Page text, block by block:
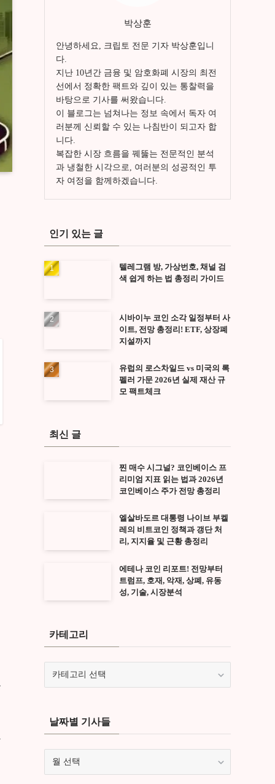
박상훈
안녕하세요, 크립토 전문 기자 박상훈입니
다.
지난 10년간 금융 및 암호화폐 시장의 최전
선에서 정확한 팩트와 깊이 있는 통찰력을
바탕으로 기사를 써왔습니다.
이 블로그는 넘쳐나는 정보 속에서 독자 여
러분께 신뢰할 수 있는 나침반이 되고자 합
니다.
복잡한 시장 흐름을 꿰뚫는 전문적인 분석
과 냉철한 시각으로, 여러분의 성공적인 투
자 여정을 함께하겠습니다.
인기 있는 글
텔레그램 방, 가상번호, 채널 검
색 쉽게 하는 법 총정리 가이드
시바이누 코인 소각 일정부터 사
이트, 전망 총정리! ETF, 상장폐
지설까지
유럽의 로스차일드 vs 미국의 록
펠러 가문 2026년 실제 재산 규
모 팩트체크
최신 글
찐 매수 시그널? 코인베이스 프
리미엄 지표 읽는 법과 2026년
코인베이스 주가 전망 총정리
엘살바도르 대통령 나이브 부켈
레의 비트코인 정책과 갱단 처
리, 지지율 및 근황 총정리
에테나 코인 리포트! 전망부터
트럼프, 호재, 악재, 상폐, 유동
성, 기술, 시장분석
카테고리
날짜별 기사들